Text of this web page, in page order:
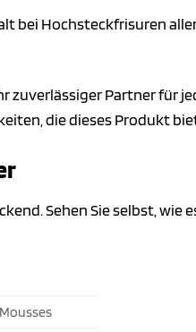
bei Hochsteckfrisuren
zuverlässiger Partner für
die dieses Produkt
Sehen Sie selbst, wie